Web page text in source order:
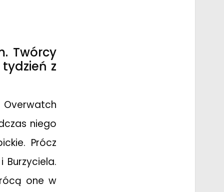
Twórcy
z
niego
Prócz
one w